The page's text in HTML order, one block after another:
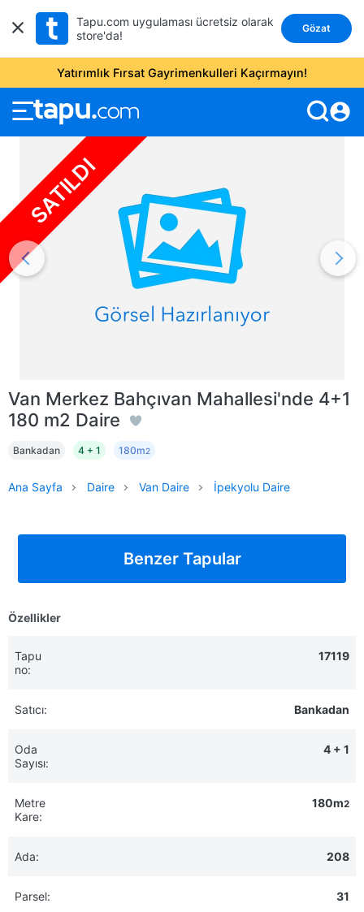
Tapu.com uygulaması ücretsiz olarak
store'da!
Gözat
Yatırımlık Fırsat Gayrimenkulleri Kaçırmayın!
account_circle
SATILDI
Benzer Tapular
Özellikler
Tapu
no:
17119
Satıcı: Bankadan
Oda
Sayısı:
4 + 1
Metre
Kare:
180m2
Ada: 208
Parsel: 31
Van Merkez Bahçıvan Mahallesi'nde 4+1
180 m2 Daire
Bankadan 4 + 1 180m2
Ana Sayfa Daire Van Daire İpekyolu Daire